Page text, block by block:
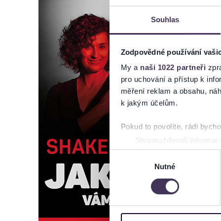
Souhlas
Zodpovědné používání
My a naši 1022 partneři
pro uchování a přístup k
měření reklam a obsahu,
k jakým účelům.
Pokud to povolíte, rádi
Shromažďovali
Identifikovali vaše
Zjistěte více o tom, jak
můžete kdykoliv změnit
informace o vašem zařízení
souhlasu
Nutné